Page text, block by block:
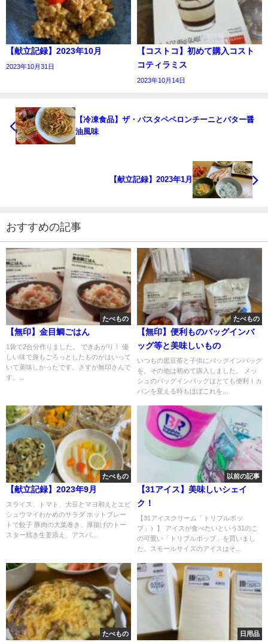
【献立記録】2023年10月
2023年10月31日
【コストコ】初めて購入コスト
コティラミス
2023年10月14日
【冷凍食品】ザ・パスタペペロンチーニとバター醤
油風味
【献立記録】2023年1月
おすすめの記事
たべもの
【無印】金目鯛ごはん
1袋で2合分作りました。 できあがり！ 優
しい味で身もごろっとしたものがはいって
いて美味しかったです。さすが無印さんで
す。...
たべもの
【無印】便利ものバッグインバ
ッグ等と美味しいもの
いつもの黒豆茶と子供にバッグインバッグ
を。その他は初めて購入しました。 メッ
シュのバッグインバッグはとても便利！カ
バンを変える時もほぼこれを...
たべもの
【献立記録】2023年9月
スライス、トマト、大豆とマヨ和えとエビ
シュウマイわかめのサラダ ホットプレー
トで餃子 豚肉の大葉巻き、厚揚げのトー
スター焼き生姜添え、アスパ...
以前の記事
【31アイス】美味しいシェイ
ク！
【31アイスクリーム「トリプルポッ
プ」）】 アイスが食べたいという31のこ
の可愛い「トリプルポップ」を買いまし
た。スモールサイズのアイスはそ...
たべもの 日用品